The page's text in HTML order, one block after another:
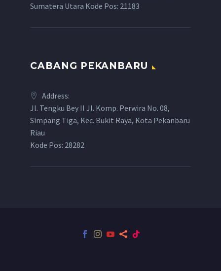
Sumatera Utara Kode Pos: 21183
CABANG PEKANBARU
Address:
Jl. Tengku Bey II Jl. Komp. Perwira No. 08,
Simpang Tiga, Kec. Bukit Raya, Kota Pekanbaru
Riau
Kode Pos: 28282